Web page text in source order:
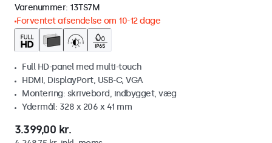
Varenummer: 13TS7M
Forventet afsendelse om 10-12 dage
Full HD-panel med multi-touch
HDMI, DisplayPort, USB-C, VGA
Montering: skrivebord, indbygget, væg
Ydermål: 328 x 206 x 41 mm
3.399,00 kr.